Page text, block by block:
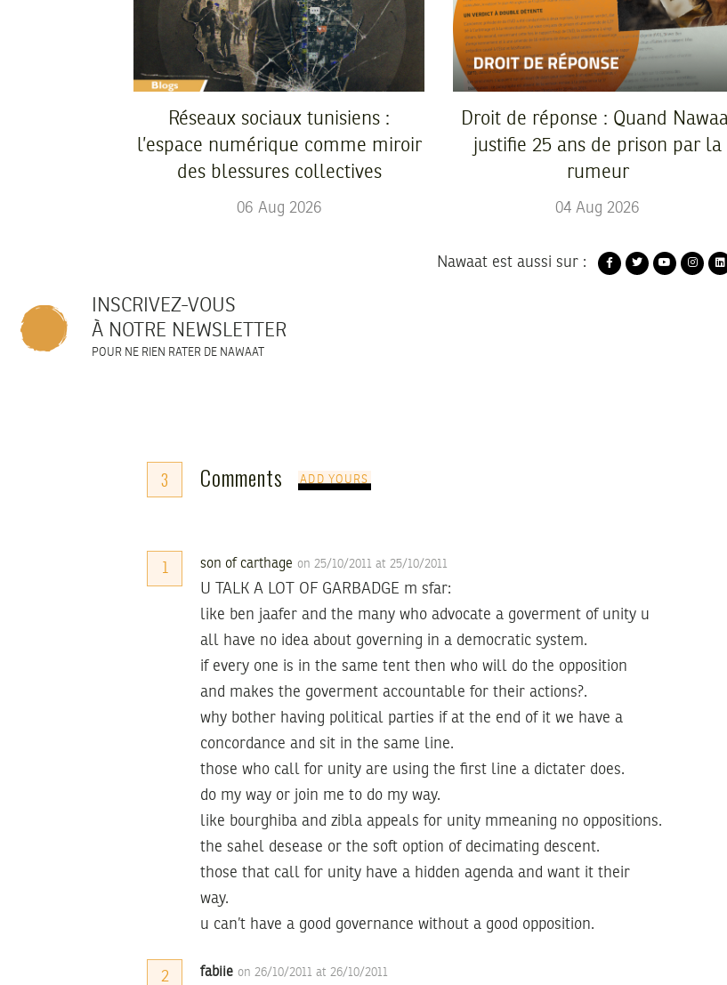
Réseaux sociaux tunisiens :
l’espace numérique comme miroir
des blessures collectives
06 Aug 2026
Droit de réponse : Quand
justifie 25 ans de prison par la
rumeur
04 Aug 2026
Nawaat est aussi sur :
INSCRIVEZ-VOUS
À NOTRE NEWSLETTER
POUR NE RIEN RATER DE NAWAAT
3 Comments ADD YOURS
1 son of carthage on 25/10/2011 at 25/10/2011
U TALK A LOT OF GARBADGE m sfar:
like ben jaafer and the many who advocate a goverment of unity u
all have no idea about governing in a democratic system.
if every one is in the same tent then who will do the opposition
and makes the goverment accountable for their actions?.
why bother having political parties if at the end of it we have a
concordance and sit in the same line.
those who call for unity are using the first line a dictater does.
do my way or join me to do my way.
like bourghiba and zibla appeals for unity mmeaning no oppositions.
the sahel desease or the soft option of decimating descent.
those that call for unity have a hidden agenda and want it their
way.
u can’t have a good governance without a good opposition.
2 fabiie on 26/10/2011 at 26/10/2011